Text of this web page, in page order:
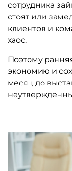
сотрудника
стоят или
клиентов и
хаос.
Поэтому
экономию и
месяц до